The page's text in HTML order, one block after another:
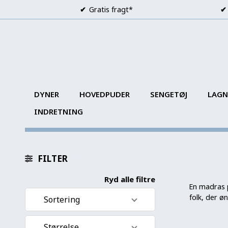
Gratis fragt*
DYNER HOVEDPUDER SENGETØJ
INDRETNING
FILTER
Ryd alle filtre
Sortering
Standard visning
En
folk, der